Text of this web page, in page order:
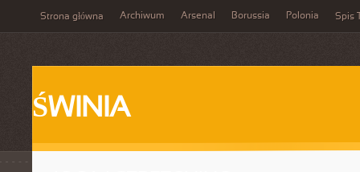
Strona główna Archiwum Arsenal Borussia Polonia Spis
ŚWINIA